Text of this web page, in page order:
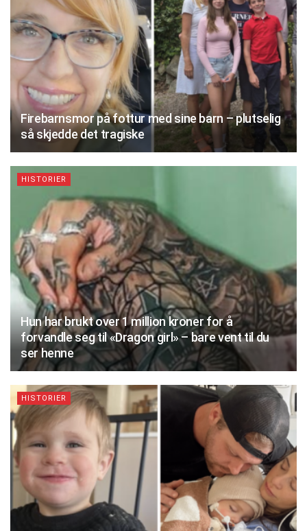
Firebarnsmor på fottur med sine barn – plutselig
så skjedde det tragiske
HISTORIER
Hun har brukt over 1 million kroner for å
forvandle seg til «Dragon girl» – bare vent til du
ser henne
HISTORIER